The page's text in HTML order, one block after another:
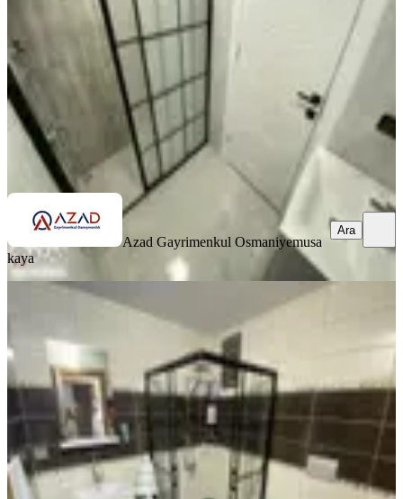
3+1 · 125 m²·4. Kat
4.500.000 ₺
Azad Gayrimenkul Osmaniyemusa kaya
Azad Gayrimenkul Osmaniyemusa
kaya
Ara
SİTE İÇİ
Azad-yediocak Mah.şehitler Parkı
Civarı Satılık 3+1 Açık Mutfak
Merkez, Yedi Ocak Mahallesi
3+1·135 m²·Yüksek giriş·25.06.2026
3.100.000 ₺